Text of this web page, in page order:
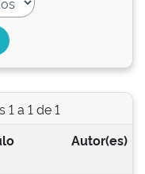
a 1 de 1
Autor(es)